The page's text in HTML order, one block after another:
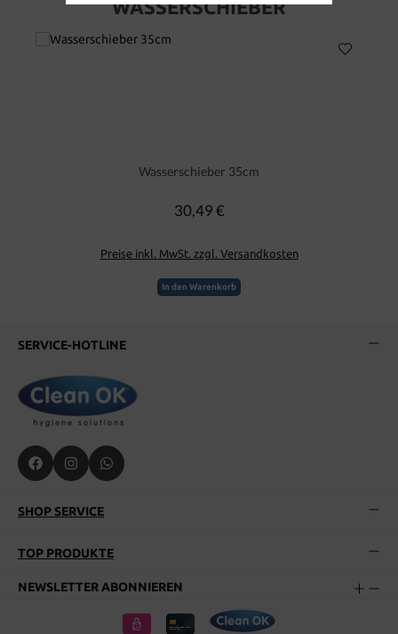
WASSERSCHIEBER
Wasserschieber 35cm
Regulärer Preis:
30,49 €
Preise inkl. MwSt. zzgl. Versandkosten
In den Warenkorb
SERVICE-HOTLINE
SHOP SERVICE
TOP PRODUKTE
NEWSLETTER ABONNIEREN